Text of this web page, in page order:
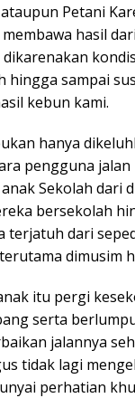
Petani
hasil
hingga sampai
kebun kami.
hanya
pengguna
Sekolah dari
bersekolah
dari
dimusim
itu pergi
serta
jalannya
tidak lagi
perhatian